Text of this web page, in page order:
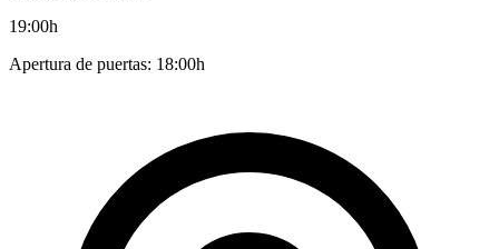
19:00h
Apertura de puertas: 18:00h